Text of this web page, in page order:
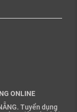
ONLINE
Tuyển dụng